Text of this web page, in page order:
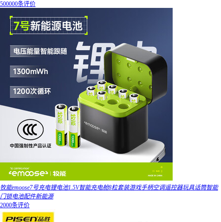
500000条评价
牧能emoose7号充电锂电池1.5V智能充电舱8粒套装游戏手柄空调遥控器玩具话筒智能
门锁电池配件新能源
2000条评价